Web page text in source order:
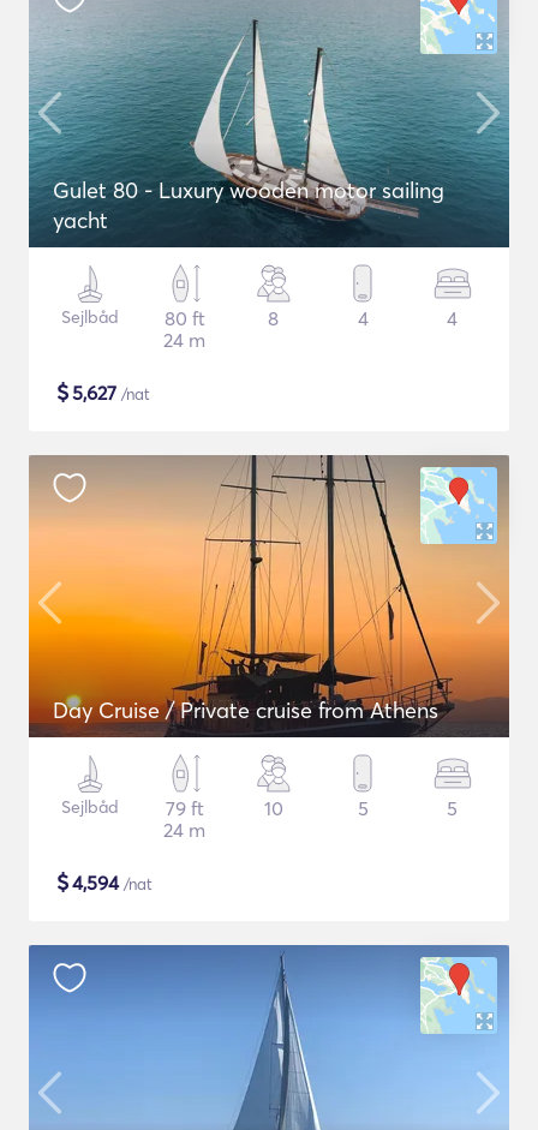
Gulet 80 - Luxury wooden motor sailing
yacht
Sejlbåd
80 ft
24 m
8 4 4
$5,627 /nat
Day Cruise / Private cruise from Athens
Sejlbåd
79 ft
24 m
10 5 5
$4,594/nat